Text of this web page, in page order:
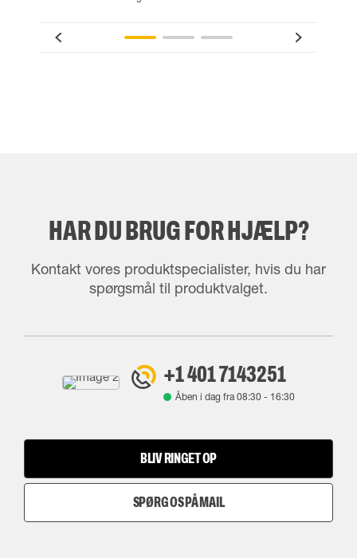
HAR DU BRUG FOR HJÆLP?
Kontakt vores produktspecialister, hvis du har
spørgsmål til produktvalget.
+1 401 7143251
Åben i dag fra08:30- 16:30
BLIV RINGET OP
SPØRG OS PÅ MAIL